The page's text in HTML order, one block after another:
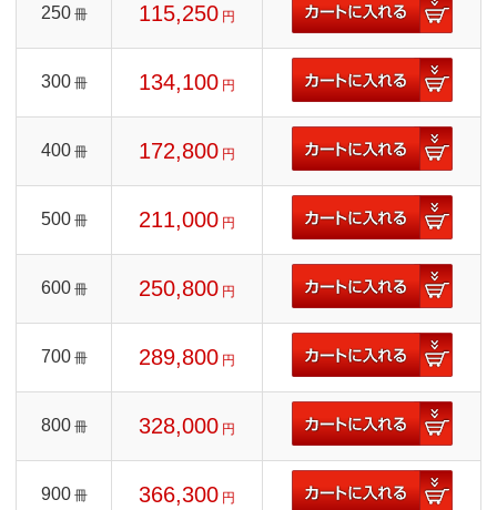
250 冊 115,250 円
300 冊 134,100 円
400 冊 172,800 円
500 冊 211,000 円
600 冊 250,800 円
700 冊 289,800 円
800 冊 328,000 円
900 冊 366,300 円